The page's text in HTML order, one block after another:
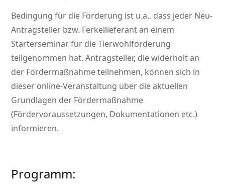
Bedingung für die Förderung ist u.a., dass jeder Neu-
Antragsteller bzw. Ferkellieferant an einem
Starterseminar für die Tierwohlförderung
teilgenommen hat. Antragsteller, die widerholt an
der Fördermaßnahme teilnehmen, können sich in
dieser online-Veranstaltung über die aktuellen
Grundlagen der Fördermaßnahme
(Fördervoraussetzungen, Dokumentationen etc.)
informieren.
Programm: